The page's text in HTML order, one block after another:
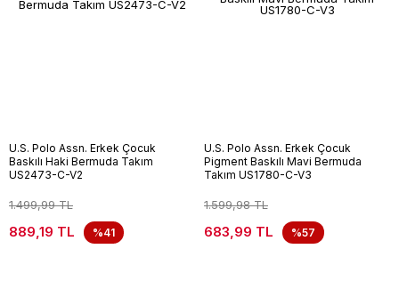
U.S. Polo Assn. Erkek Çocuk
Baskılı Haki Bermuda Takım
US2473-C-V2
1.499,99 TL
889,19 TL %41
U.S. Polo Assn. Erkek Çocuk
Pigment Baskılı Mavi Bermuda
Takım US1780-C-V3
1.599,98 TL
683,99 TL %57